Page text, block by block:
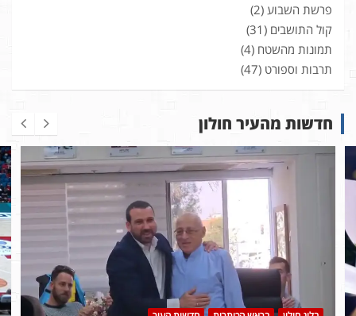
פרשת השבוע (2)
קול התושבים (31)
תמונות מהשטח (4)
תרבות וספורט (47)
חדשות מהעיר חולון